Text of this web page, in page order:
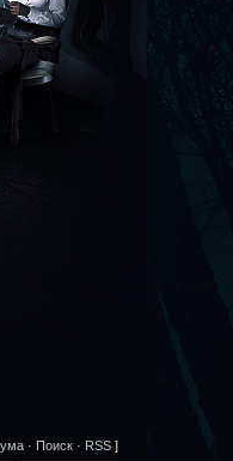
· Поиск · RSS ]